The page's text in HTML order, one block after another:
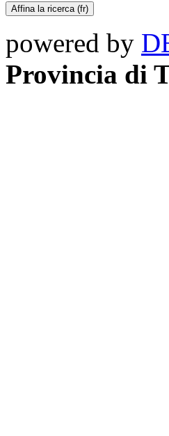
powered by
Provincia di